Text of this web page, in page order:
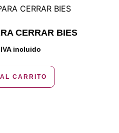
CERRAR BIES
IVA incluido
CARRITO